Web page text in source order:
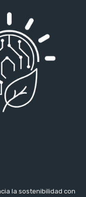
la sostenibilidad con